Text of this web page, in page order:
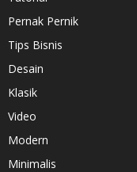
Pernak Pernik
Tips Bisnis
Desain
Klasik
Video
Modern
Minimalis